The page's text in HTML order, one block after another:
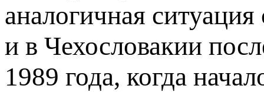
аналогичная ситуация
и в Чехословакии
1989 года, когда